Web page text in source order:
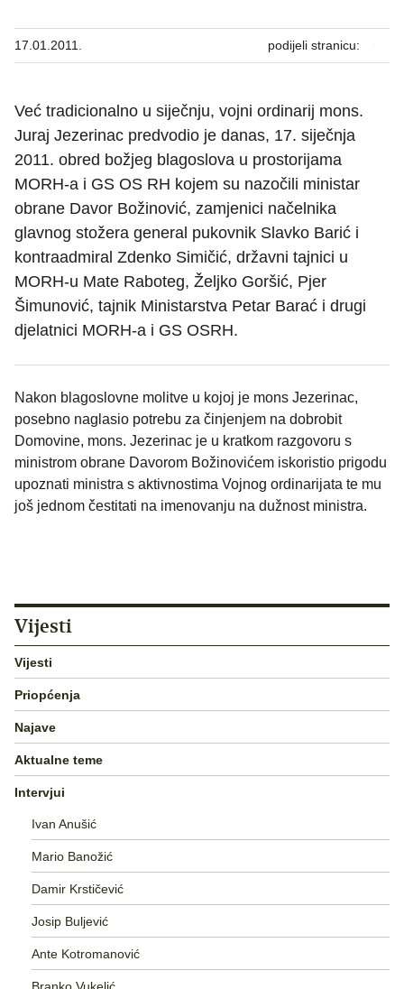
17.01.2011. podijeli stranicu:
Već tradicionalno u siječnju, vojni ordinarij mons.
Juraj Jezerinac predvodio je danas, 17. siječnja
2011. obred božjeg blagoslova u prostorijama
MORH-a i GS OS RH kojem su nazočili ministar
obrane Davor Božinović, zamjenici načelnika
glavnog stožera general pukovnik Slavko Barić i
kontraadmiral Zdenko Simičić, državni tajnici u
MORH-u Mate Raboteg, Željko Goršić, Pjer
Šimunović, tajnik Ministarstva Petar Barać i drugi
djelatnici MORH-a i GS OSRH.
Nakon blagoslovne molitve u kojoj je mons Jezerinac,
posebno naglasio potrebu za činjenjem na dobrobit
Domovine, mons. Jezerinac je u kratkom razgovoru s
ministrom obrane Davorom Božinovićem iskoristio prigodu
upoznati ministra s aktivnostima Vojnog ordinarijata te mu
još jednom čestitati na imenovanju na dužnost ministra.
Vijesti
Vijesti
Priopćenja
Najave
Aktualne teme
Intervjui
Ivan Anušić
Mario Banožić
Damir Krstičević
Josip Buljević
Ante Kotromanović
Branko Vukelić